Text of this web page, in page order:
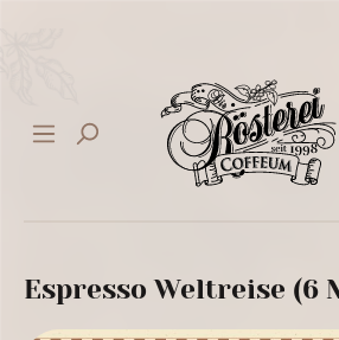
Espresso Weltreise (6